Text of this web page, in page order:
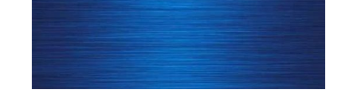
Thông số kỹ thuật của tấm inox xước bạc
Dưới đây là bảng thông số kỹ thuật chi tiết của
tấm inox bạc xước tại Lux Metal: